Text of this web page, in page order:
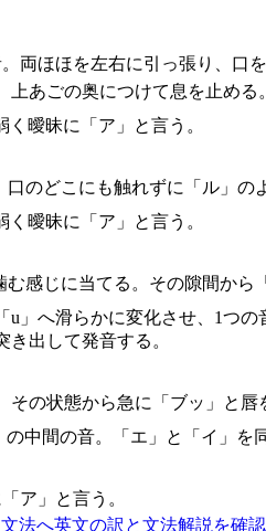
両ほほを左右に引っ張り、口
上あごの奥につけて息を止め
く曖昧に「ア」と言う。
口のどこにも触れずに「ル」の
く曖昧に「ア」と言う。
む感じに当てる。その隙間か
u」へ滑らかに変化させ、1つ
出して発音する。
その状態から急に「ブッ」と
の中間の音。「エ」と「イ」を
ア」と言う。
法へ英文の訳と文法解説を確